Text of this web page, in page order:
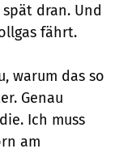
dran. Und
fährt.
warum das so
Genau
Ich muss
am